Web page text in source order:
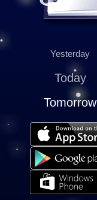
Yesterday
Today
Tomorrow